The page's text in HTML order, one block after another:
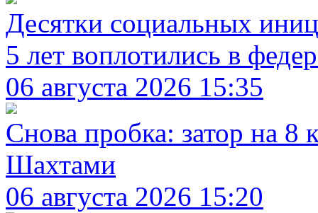
Десятки социальных
5 лет воплотились в
06 августа 2026 15:35
Снова пробка: затор на
Шахтами
06 августа 2026 15:20